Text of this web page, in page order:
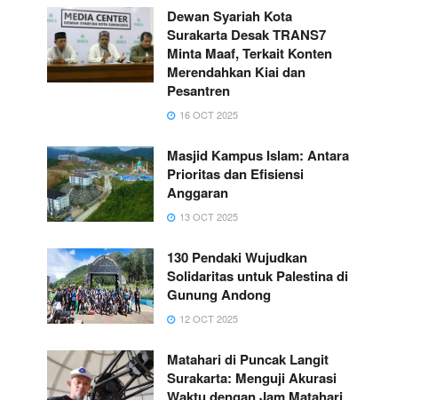
Dewan Syariah Kota
Surakarta Desak TRANS7
Minta Maaf, Terkait Konten
Merendahkan Kiai dan
Pesantren
16 OCT 2025
Masjid Kampus Islam: Antara
Prioritas dan Efisiensi
Anggaran
13 OCT 2025
130 Pendaki Wujudkan
Solidaritas untuk Palestina di
Gunung Andong
12 OCT 2025
Matahari di Puncak Langit
Surakarta: Menguji Akurasi
Waktu dengan Jam Matahari